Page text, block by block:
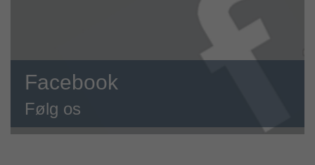
Facebook
Følg os